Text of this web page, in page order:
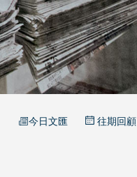
今日文匯 往期回顧